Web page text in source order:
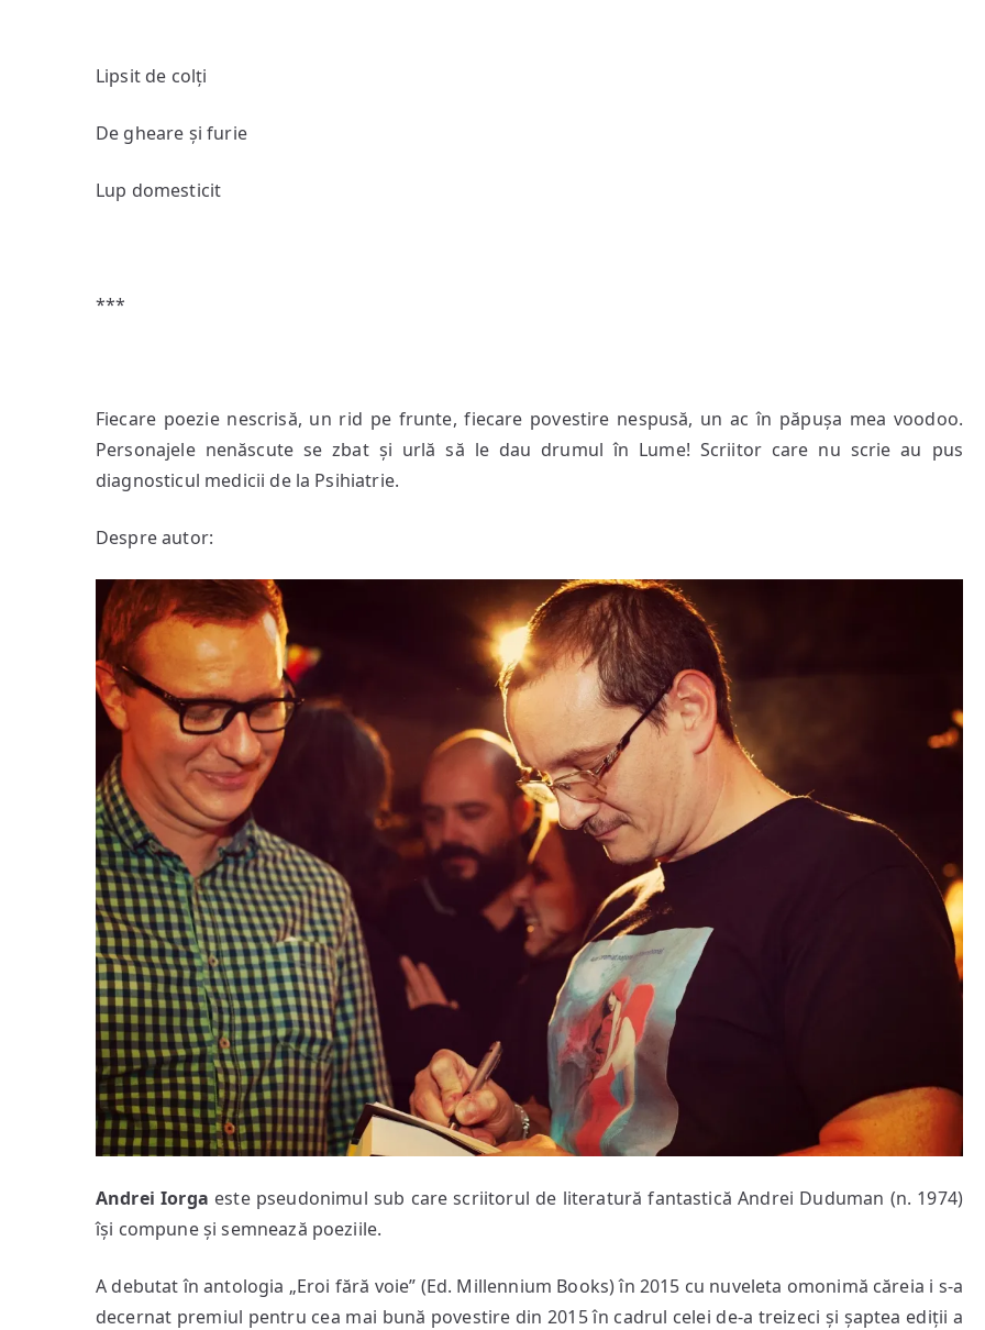
Lipsit de colți
De gheare și furie
Lup domesticit
***
Fiecare poezie nescrisă, un rid pe frunte, fiecare povestire nespusă, un ac în păpușa mea voodoo.
Personajele nenăscute se zbat și urlă să le dau drumul în Lume! Scriitor care nu scrie au pus
diagnosticul medicii de la Psihiatrie.
Despre autor:
Andrei Iorga este pseudonimul sub care scriitorul de literatură fantastică Andrei Duduman (n. 1974)
își compune și semnează poeziile.
A debutat în antologia „Eroi fără voie” (Ed. Millennium Books) în 2015 cu nuveleta omonimă căreia i s-a
decernat premiul pentru cea mai bună povestire din 2015 în cadrul celei de-a treizeci și șaptea ediții a